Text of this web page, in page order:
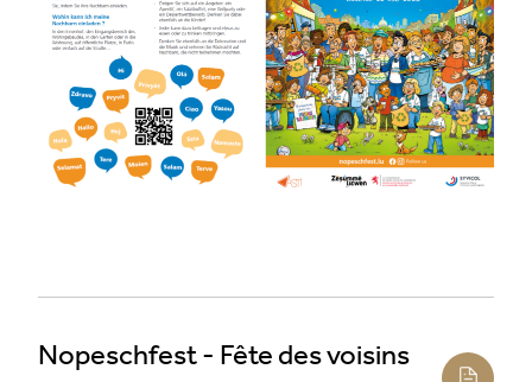
Nopeschfest - Fête des voisins